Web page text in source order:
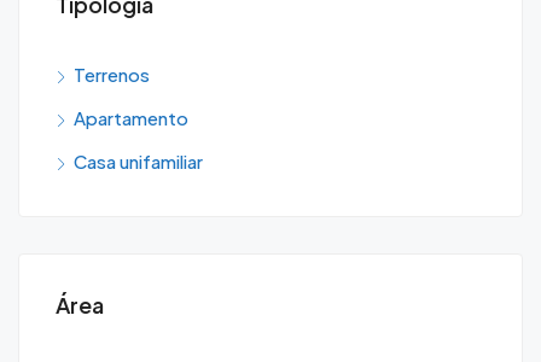
Terrenos
Apartamento
Casa unifamiliar
Área